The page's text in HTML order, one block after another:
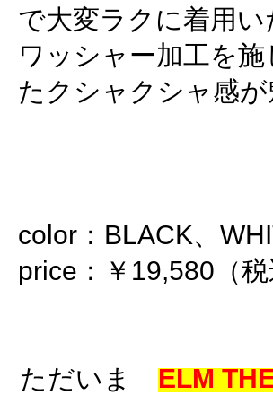
で大変ラクに着用
ワッシャー加工を
たクシャクシャ感が
color：BLACK、
price：￥19,580（税
ただいま ELM